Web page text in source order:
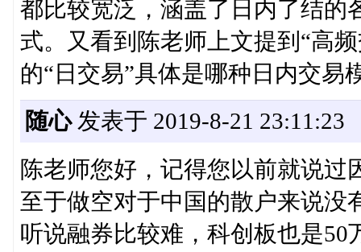
都比较宽泛，涵盖了日内了结的
式。又看到陈老师上文提到“高
的“日交易”具体是哪种日内交易
随心发表于 2019-8-21 23:11:23
陈老师您好，记得您以前就说
至于做空对于中国的散户来说没
听说融券比较难，科创板也是